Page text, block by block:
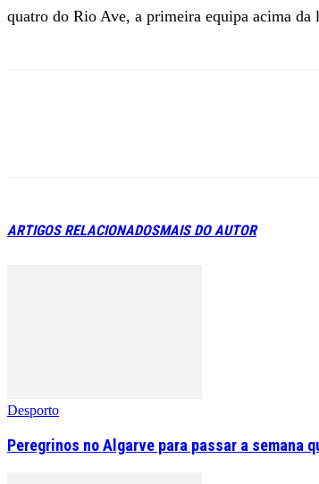
quatro do Rio Ave, a primeira equipa acima da
ARTIGOS RELACIONADOSMAIS DO AUTOR
Desporto
Peregrinos no Algarve para passar a semana